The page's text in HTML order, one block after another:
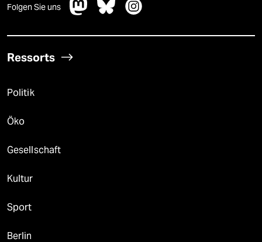
Folgen Sie uns
Ressorts
Politik
Öko
Gesellschaft
Kultur
Sport
Berlin